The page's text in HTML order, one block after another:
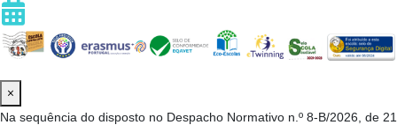
×
Na sequência do disposto no Despacho Normativo n.º 8-B/2026, de 21